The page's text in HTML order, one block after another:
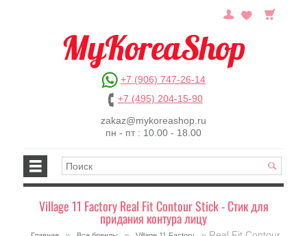
+7 (906) 747-26-14
+7 (495) 204-15-90
zakaz@mykoreashop.ru
пн - пт : 10.00 - 18.00
Village 11 Factory Real Fit Contour Stick - Стик для
придания контура лицу